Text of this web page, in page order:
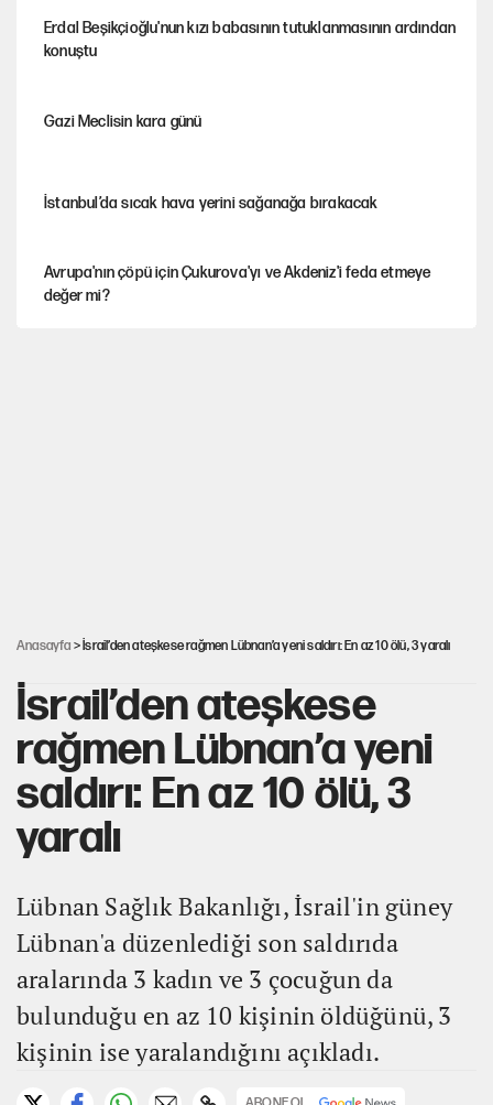
Erdal Beşikçioğlu'nun kızı babasının tutuklanmasının ardından
konuştu
Gazi Meclisin kara günü
İstanbul’da sıcak hava yerini sağanağa bırakacak
Avrupa'nın çöpü için Çukurova'yı ve Akdeniz'i feda etmeye
değer mi?
Anasayfa > İsrail’den ateşkese rağmen Lübnan’a yeni saldırı: En az 10 ölü, 3 yaralı
İsrail’den ateşkese
rağmen Lübnan’a yeni
saldırı: En az 10 ölü, 3
yaralı
Lübnan Sağlık Bakanlığı, İsrail'in güney
Lübnan'a düzenlediği son saldırıda
aralarında 3 kadın ve 3 çocuğun da
bulunduğu en az 10 kişinin öldüğünü, 3
kişinin ise yaralandığını açıkladı.